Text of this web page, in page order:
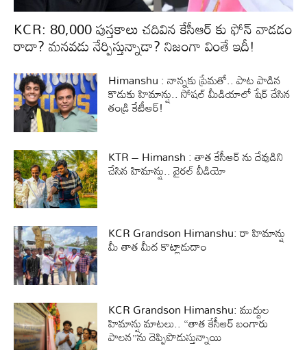
KCR: 80,000 పుస్తకాలు చదివిన కేసీఆర్ కు ఫోన్ వాడడం
రాదా? మనవడు నేర్పిస్తున్నాడా? నిజంగా వింతే ఇదీ!
Himanshu : నాన్నకు ప్రేమతో.. పాట పాడిన
కొడుకు హిమాన్షు.. సోషల్‌ మీడియాలో షేర్‌ చేసిన
తండ్రి కేటీఆర్‌!
KTR – Himansh : తాత కేసీఆర్ ను దేవుడిని
చేసిన హిమాన్షు.. వైరల్ వీడియో
KCR Grandson Himanshu: రా హిమాన్షు
మీ తాత మీద కొట్లాడుదాం
KCR Grandson Himanshu: ముద్దుల
హిమాన్షు మాటలు.. “తాత కేసీఆర్ బంగారు
పాలన”ను దెప్పిపొడుస్తున్నాయి